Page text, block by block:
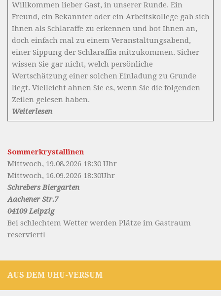
Willkommen lieber Gast, in unserer Runde. Ein
Freund, ein Bekannter oder ein Arbeitskollege gab sich
Ihnen als Schlaraffe zu erkennen und bot Ihnen an,
doch einfach mal zu einem Veranstaltungsabend,
einer Sippung der Schlaraffia mitzukommen. Sicher
wissen Sie gar nicht, welch persönliche
Wertschätzung einer solchen Einladung zu Grunde
liegt. Vielleicht ahnen Sie es, wenn Sie die folgenden
Zeilen gelesen haben.
Weiterlesen
Sommerkrystallinen
Mittwoch, 19.08.2026 18:30 Uhr
Mittwoch, 16.09.2026 18:30Uhr
Schrebers Biergarten
Aachener Str.7
04109 Leipzig
Bei schlechtem Wetter werden Plätze im Gastraum
reserviert!
AUS DEM UHU-VERSUM